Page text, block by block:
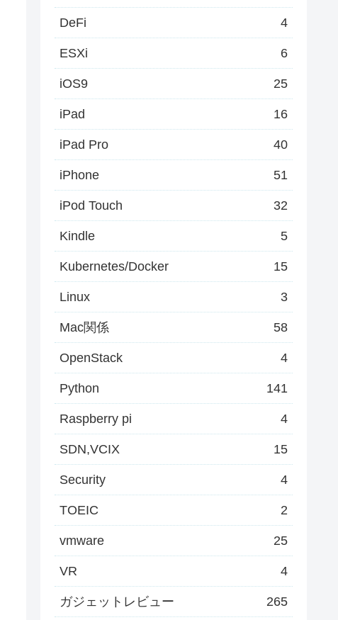
DeFi 4
ESXi 6
iOS9 25
iPad 16
iPad Pro 40
iPhone 51
iPod Touch 32
Kindle 5
Kubernetes/Docker 15
Linux 3
Mac関係 58
OpenStack 4
Python 141
Raspberry pi 4
SDN,VCIX 15
Security 4
TOEIC 2
vmware 25
VR 4
ガジェットレビュー 265